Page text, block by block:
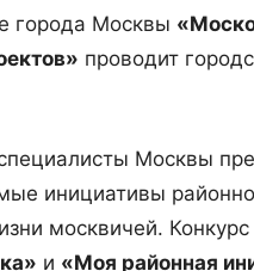
города Москвы
проводит
Москвы
инициативы
москвичей. Конкурс
и «Моя районная